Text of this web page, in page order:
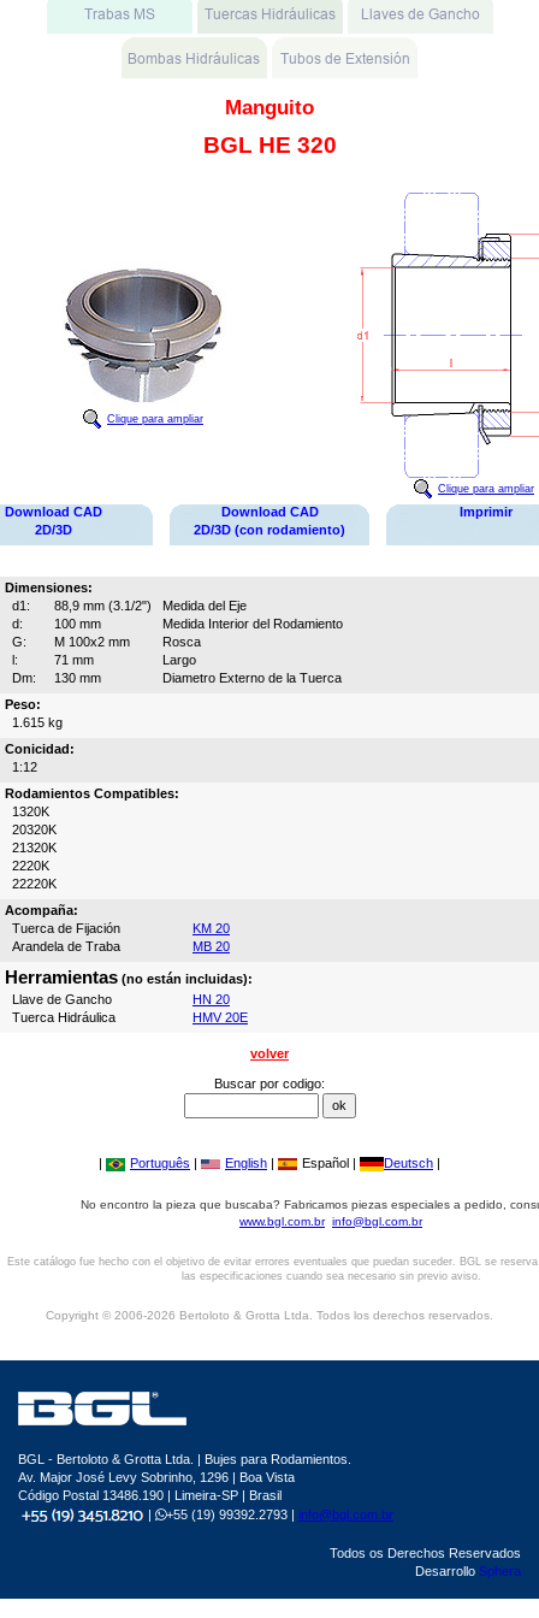
Manguito
BGL HE 320
Clique para ampliar
Clique para ampliar
Download CAD
2D/3D
Download CAD
2D/3D (con rodamiento)
Imprimir
Dimensiones:
d1:
88,9 mm (3.1/2")
Medida del Eje
d:
100 mm
Medida Interior del Rodamiento
G:
M 100x2 mm
Rosca
l:
71 mm
Largo
Dm:
130 mm
Diametro Externo de la Tuerca
Peso:
1.615 kg
Conicidad:
1:12
Rodamientos Compatibles:
1320K
20320K
21320K
2220K
22220K
Acompaña:
Tuerca de Fijación
KM 20
Arandela de Traba
MB 20
Herramientas (no están incluidas):
Llave de Gancho
HN 20
Tuerca Hidráulica
HMV 20E
volver
Buscar por codigo:
| Português | English | Español | Deutsch |
No encontro la pieza que buscaba? Fabricamos piezas especiales a pedido,
www.bgl.com.br info@bgl.com.br
Este catálogo fue hecho con el objetivo de evitar errores eventuales que puedan suceder. BGL se
las especificaciones cuando sea necesario sin previo aviso.
Copyright © 2006-2026 Bertoloto & Grotta Ltda. Todos los derechos reservados.
BGL - Bertoloto & Grotta Ltda. | Bujes para Rodamientos.
Av. Major José Levy Sobrinho, 1296 | Boa Vista
Código Postal 13486.190 | Limeira-SP | Brasil
|
+55 (19) 99392.2793 | info@bgl.com.br
Todos os Derechos Reservados
Desarrollo Sphera